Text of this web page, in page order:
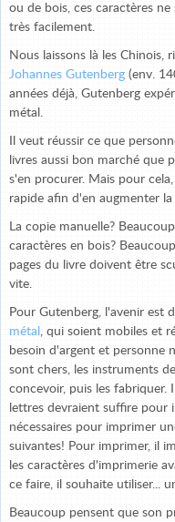
ou de bois, ces caractères
très facilement.
Nous laissons là les Chinois,
Johannes Gutenberg (env.
années déjà, Gutenberg
métal.
Il veut réussir ce que
livres aussi bon marché que
s'en procurer. Mais pour
rapide afin d'en augmenter la
La copie manuelle?
caractères en bois?
pages du livre doivent être
vite.
Pour Gutenberg, l'avenir est
métal
, qui soient mobiles et
besoin d'argent et personne
sont chers, les instruments
concevoir, puis les fabriquer.
lettres devraient suffire pour
nécessaires pour imprimer
suivantes! Pour imprimer, il
les caractères d'imprimerie
ce faire, il souhaite utili­ser...
Beaucoup pensent que son